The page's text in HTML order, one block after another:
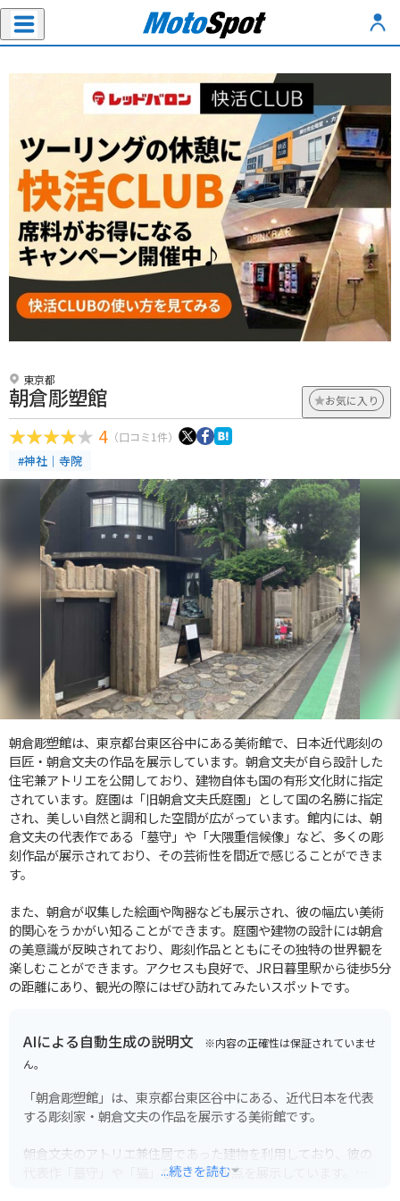
東京都
朝倉彫塑館 お気に入り
4 （口コミ1件）
#神社｜寺院
朝倉彫塑館は、東京都台東区谷中にある美術館で、日本近代彫刻の
巨匠・朝倉文夫の作品を展示しています。朝倉文夫が自ら設計した
住宅兼アトリエを公開しており、建物自体も国の有形文化財に指定
されています。庭園は「旧朝倉文夫氏庭園」として国の名勝に指定
され、美しい自然と調和した空間が広がっています。館内には、朝
倉文夫の代表作である「墓守」や「大隈重信候像」など、多くの彫
刻作品が展示されており、その芸術性を間近で感じることができま
す。
また、朝倉が収集した絵画や陶器なども展示され、彼の幅広い美術
的関心をうかがい知ることができます。庭園や建物の設計には朝倉
の美意識が反映されており、彫刻作品とともにその独特の世界観を
楽しむことができます。アクセスも良好で、JR日暮里駅から徒歩5分
の距離にあり、観光の際にはぜひ訪れてみたいスポットです。
AIによる自動生成の説明文 ※内容の正確性は保証されていませ
ん。
「朝倉彫塑館」は、東京都台東区谷中にある、近代日本を代表
する彫刻家・朝倉文夫の作品を展示する美術館です。
朝倉文夫のアトリエ兼住居であった建物を利用しており、彼の
代表作「墓守」や「猫」など、約100点を展示しています。
...続きを読む